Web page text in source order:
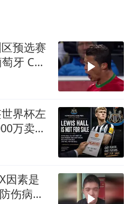
预选赛
牙 C罗
界杯左
万卖霍
因素是
伤病能